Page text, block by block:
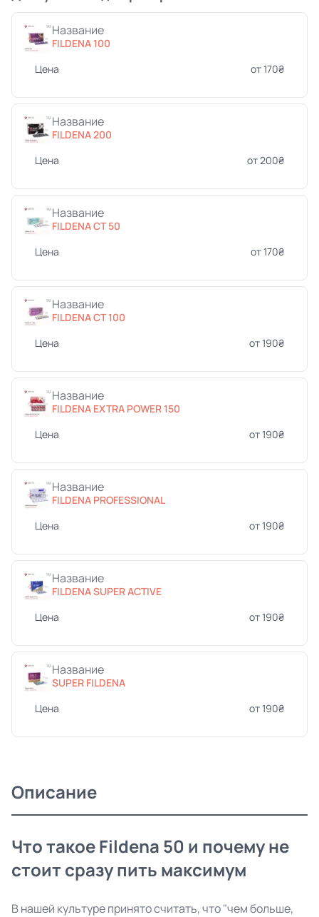
Название
FILDENA 100
Цена
от 170₴
Название
FILDENA 200
Цена
от 200₴
Название
FILDENA CT 50
Цена
от 170₴
Название
FILDENA CT 100
Цена
от 190₴
Название
FILDENA EXTRA POWER 150
Цена
от 190₴
Название
FILDENA PROFESSIONAL
Цена
от 190₴
Название
FILDENA SUPER ACTIVE
Цена
от 190₴
Название
SUPER FILDENA
Цена
от 190₴
Описание
Что такое Fildena 50 и почему не
стоит сразу пить максимум
В нашей культуре принято считать, что "чем больше,